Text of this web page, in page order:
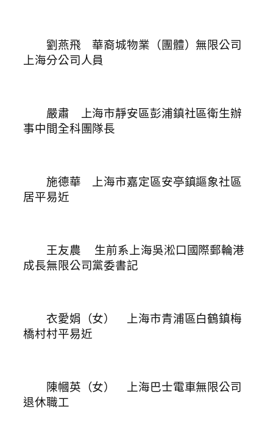
劉燕飛 華裔城物業（團體）無限公司
上海分公司人員
嚴肅 上海市靜安區彭浦鎮社區衛生辦
事中間全科團隊長
施德華 上海市嘉定區安亭鎮謳象社區
居平易近
王友農
生前系上海吳淞口國際郵輪港
成長無限公司黨委書記
衣愛娟（女） 上海市青浦區白鶴鎮梅
橋村村平易近
陳幗英（女） 上海巴士電車無限公司
退休職工